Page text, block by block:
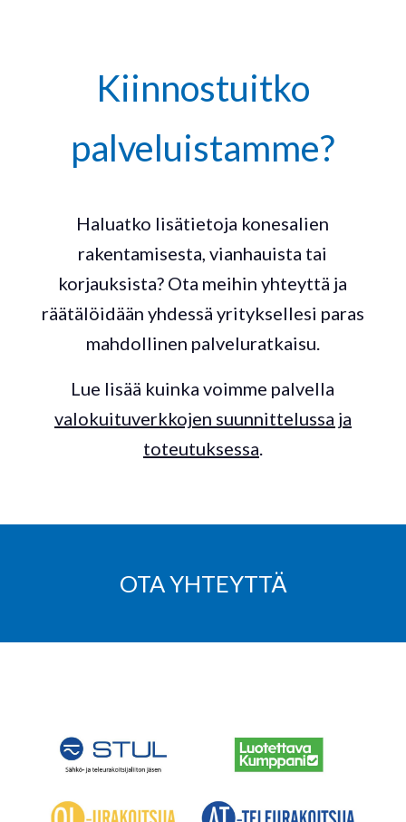
Kiinnostuitko
palveluistamme?
Haluatko lisätietoja konesalien
rakentamisesta, vianhauista tai
korjauksista? Ota meihin yhteyttä ja
räätälöidään yhdessä yrityksellesi paras
mahdollinen palveluratkaisu.
Lue lisää kuinka voimme palvella
valokuituverkkojen suunnittelussa ja
toteutuksessa.
OTA YHTEYTTÄ